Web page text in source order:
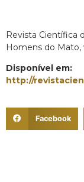
Revista Científica
Homens do Mato,
Disponível em:
http://
Facebook